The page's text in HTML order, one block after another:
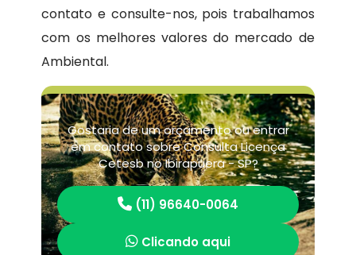
contato e consulte-nos, pois trabalhamos
com os melhores valores do mercado de
Ambiental.
Gostaria de um orçamento ou entrar
em contato sobre Consulta Licença
Cetesb no Ibirapuera - SP?
(11) 96640-0064
Clicando aqui